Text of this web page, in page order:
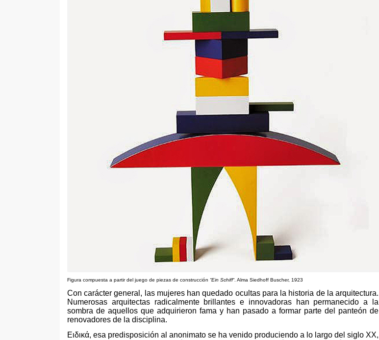
Figura compuesta a partir del juego de piezas de construcción “Ein Schiff“. Alma Siedhoff Buscher, 1923
Con carácter general , las mujeres han quedado ocultas para la historia de la arquitectura.
Numerosas arquitectas radicalmente brillantes e innovadoras han permanecido a la
sombra de aquellos que adquirieron fama y han pasado a formar parte del panteón de
renovadores de la disciplina.
Ειδικά, esa predisposición al anonimato se ha venido produciendo a lo largo del siglo XX,